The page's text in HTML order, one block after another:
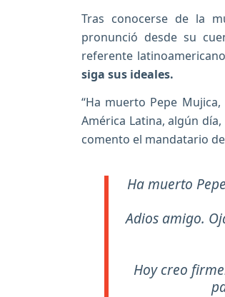
Tras conocerse de la
pronunció desde su
referente
siga sus ideales.
“Ha muerto Pepe
América Latina, algún
comento el mandatario
Ha muerto
Adios amigo.
Hoy creo